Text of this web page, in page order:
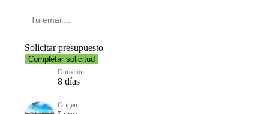
Solicitar presupuesto
Completar solicitud
Duración
8 días
Origen